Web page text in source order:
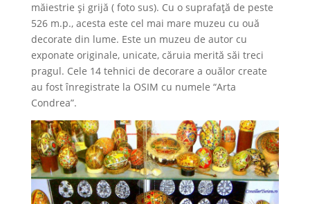
măiestrie și grijă ( foto sus). Cu o suprafață de peste
526 m.p., acesta este cel mai mare muzeu cu ouă
decorate din lume. Este un muzeu de autor cu
exponate originale, unicate, căruia merită săi treci
pragul. Cele 14 tehnici de decorare a ouălor create
au fost înregistrate la OSIM cu numele “Arta
Condrea”.